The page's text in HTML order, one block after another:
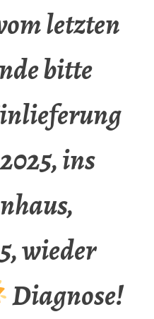
letzten
bitte
ins
wieder
Diagnose!